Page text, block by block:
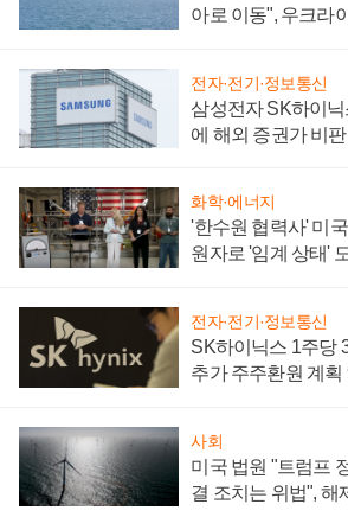
아로 이동", 우크라
전자·전기·정보통신
삼성전자 SK하이
에 해외 증권가 비
화학·에너지
'한수원 협력사' 미
원자로 '임계 상태'
전자·전기·정보통신
SK하이닉스 1주당
추가 주주환원 계획
사회
미국 법원 "트럼프
결 조치는 위법", 해